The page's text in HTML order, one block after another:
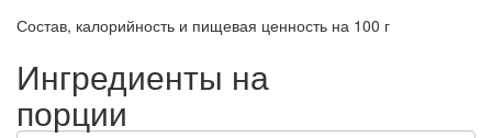
Состав, калорийность и пищевая ценность на 100 г
Ингредиенты на
порции